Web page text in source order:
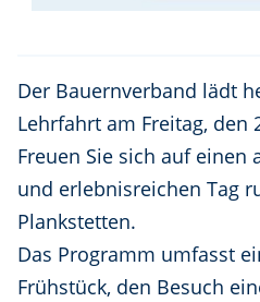
Der Bauernverband lädt
Lehrfahrt am Freitag, den
Freuen Sie sich auf einen
und erlebnisreichen Tag
Plankstetten.
Das Programm umfasst
Frühstück, den Besuch